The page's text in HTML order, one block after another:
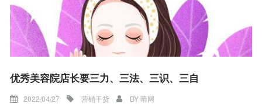
优秀美容院店长要三力、三法、三识、三自
2022/04/27 营销干货 BY晴网